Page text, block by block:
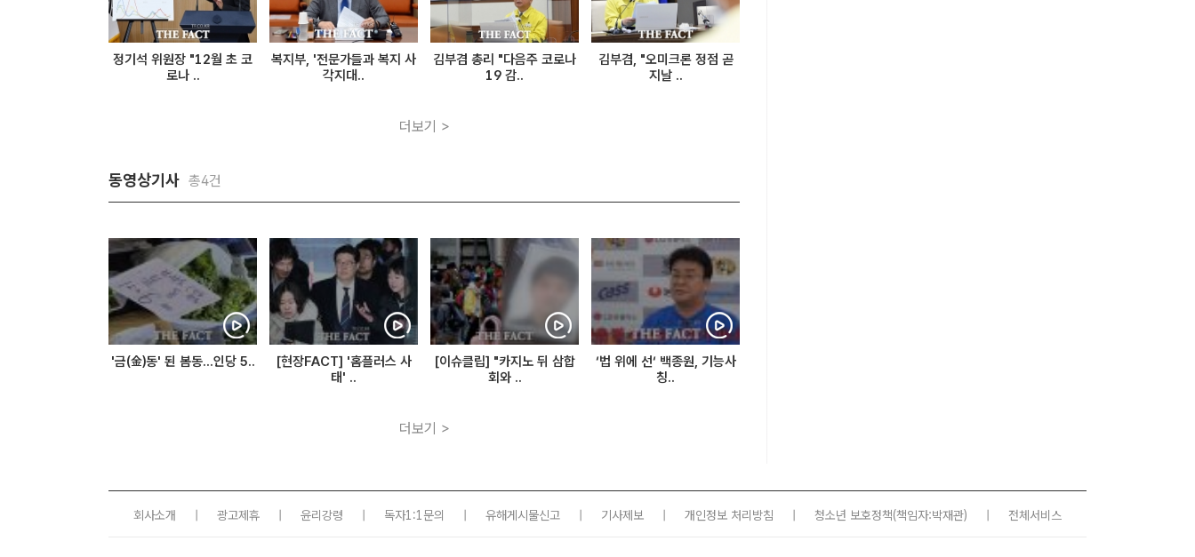
정기석 위원장 "12월 초 코
로나 ..
복지부, '전문가들과 복지 사
각지대..
김부겸 총리 "다음주 코로나
19 감..
김부겸, "오미크론 정점 곧
지날 ..
더보기 >
동영상기사 총4건
'금(金)동' 된 봄동...인당 5..
[현장FACT] '홈플러스 사
태' ..
[이슈클립] "카지노 뒤 삼합
회와 ..
‘법 위에 선‘ 백종원, 기능사
칭..
더보기 >
회사소개 광고제휴 윤리강령 독자1:1문의 유해게시물신고 기사제보 개인정보 처리방침 청소년 보호정책(책임자:박재관) 전체서비스